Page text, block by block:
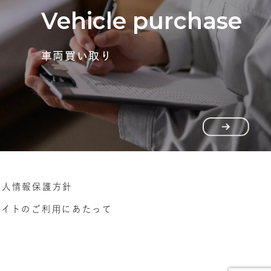
Vehicle purchase
車両買い取り
人情報保護方針
イトのご利用にあたって